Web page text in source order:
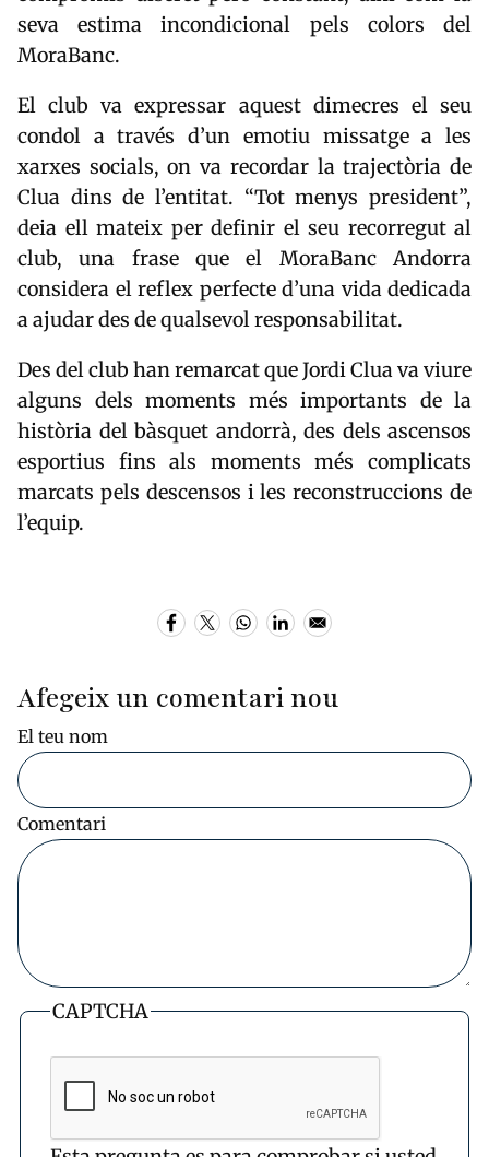
seva estima incondicional pels colors del
MoraBanc.
El club va expressar aquest dimecres el seu
condol a través d’un emotiu missatge a les
xarxes socials, on va recordar la trajectòria de
Clua dins de l’entitat. “Tot menys president”,
deia ell mateix per definir el seu recorregut al
club, una frase que el MoraBanc Andorra
considera el reflex perfecte d’una vida dedicada
a ajudar des de qualsevol responsabilitat.
Des del club han remarcat que Jordi Clua va viure
alguns dels moments més importants de la
història del bàsquet andorrà, des dels ascensos
esportius fins als moments més complicats
marcats pels descensos i les reconstruccions de
l’equip.
Afegeix un comentari nou
El teu nom
Comentari
CAPTCHA